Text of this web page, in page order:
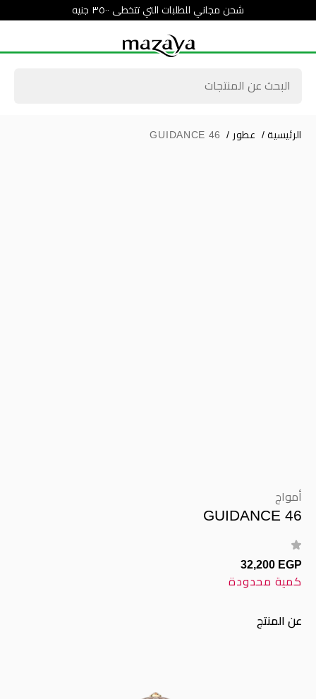
شحن مجاني للطلبات التي تتخطى ٣٥٠٠ جنيه
الرئيسية / عطور /
GUIDANCE 46
أمواج
GUIDANCE 46
32,200 EGP
كمية محدودة
عن المنتج